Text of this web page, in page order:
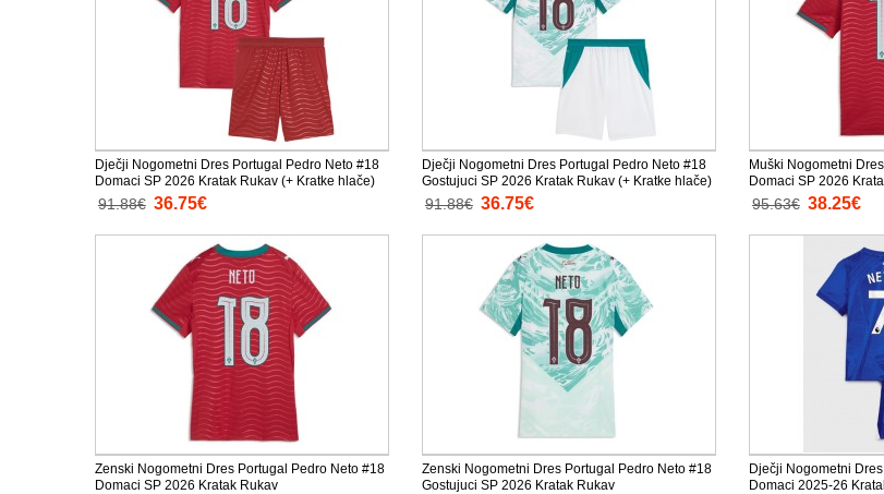
Dječji Nogometni Dres Portugal Pedro Neto #18
Domaci SP 2026 Kratak Rukav (+ Kratke hlače)
91.88€ 36.75€
Dječji Nogometni Dres Portugal Pedro Neto #18
Gostujuci SP 2026 Kratak Rukav (+ Kratke hlače)
91.88€ 36.75€
Muški Nogometni
Domaci SP 2026
95.63€ 38.25€
Zenski Nogometni Dres Portugal Pedro Neto #18
Domaci SP 2026 Kratak Rukav
Zenski Nogometni Dres Portugal Pedro Neto #18
Gostujuci SP 2026 Kratak Rukav
Dječji Nogometni
Domaci 2025-26